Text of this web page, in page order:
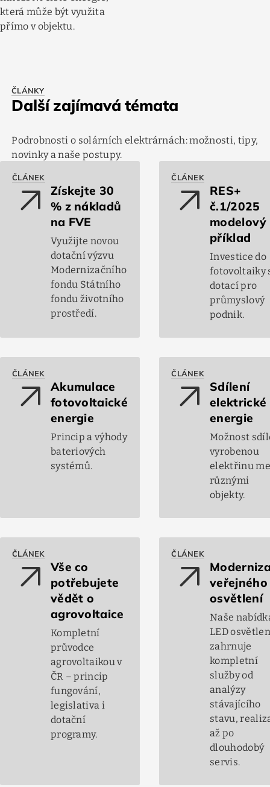
která může být využita
přímo v objektu.
ČLÁNKY
Další zajímavá témata
Podrobnosti o solárních elektrárnách: možnosti, tipy,
novinky a naše postupy.
ČLÁNEK
arrow_outward
Získejte 30
% z nákladů
na FVE
Využijte novou
dotační výzvu
Modernizačního
fondu Státního
fondu životního
prostředí.
ČLÁNEK
arrow_outwardRES+
č.1/2025
modelový
příklad
Investice do
fotovoltaiky
dotací pro
průmyslový
podnik.
ČLÁNEK
arrow_outward
Akumulace
fotovoltaické
energie
Princip a výhody
bateriových
systémů.
ČLÁNEK
arrow_outwardSdílení
elektrické
energie
Možnost
vyrobenou
elektřinu
různými
objekty.
ČLÁNEK
arrow_outward
Vše co
potřebujete
vědět o
agrovoltaice
Kompletní
průvodce
agrovoltaikou v
ČR – princip
fungování,
legislativa i
dotační
programy.
ČLÁNEK
arrow_outwardveřejného
osvětlení
Naše
LED
zahrnuje
kompletní
služby od
analýzy
stávajícího
stavu,
až po
dlouhodobý
servis.